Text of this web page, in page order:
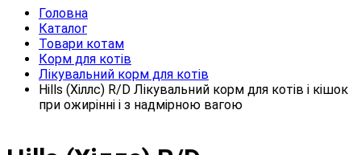
Головна
Каталог
Товари котам
Корм для котів
Лікувальний корм для котів
Hills (Хіллс) R/D Лікувальний корм для котів і кішок
при ожирінні і з надмірною вагою